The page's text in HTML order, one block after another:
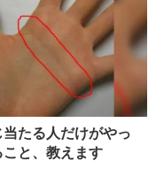
当たる人だけがやっ
こと、教えます